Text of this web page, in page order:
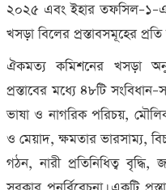
২০২৫ এবং ইহার তফসিল–১–এ
খসড়া বিলের প্রস্তাবসমূহের
ঐকমত্য কমিশনের খসড়া
প্রস্তাবের মধ্যে ৪৮টি
ভাষা ও নাগরিক পরিচয়,
ও মেয়াদ,ক্ষমতার ভারসাম্য,
গঠন,নারী প্রতিনিধিত্ব বৃদ্ধি,